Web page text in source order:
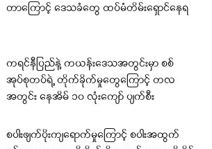
တာကြောင့် ဒေသခံတွေ ထပ်မံတိမ်းရှောင်နေရ
ကရင်နီပြည်နဲ့ ကယန်းဒေသအတွင်းမှာ စစ်
အုပ်စုတပ်ရဲ့ တိုက်ခိုက်မှုတွေကြောင့် တလ
အတွင်း နေအိမ် ၁၀ လုံးကျော် ပျက်စီး
စပါးဖျက်ပိုးကျရောက်မှုကြောင့် စပါးအထွက်